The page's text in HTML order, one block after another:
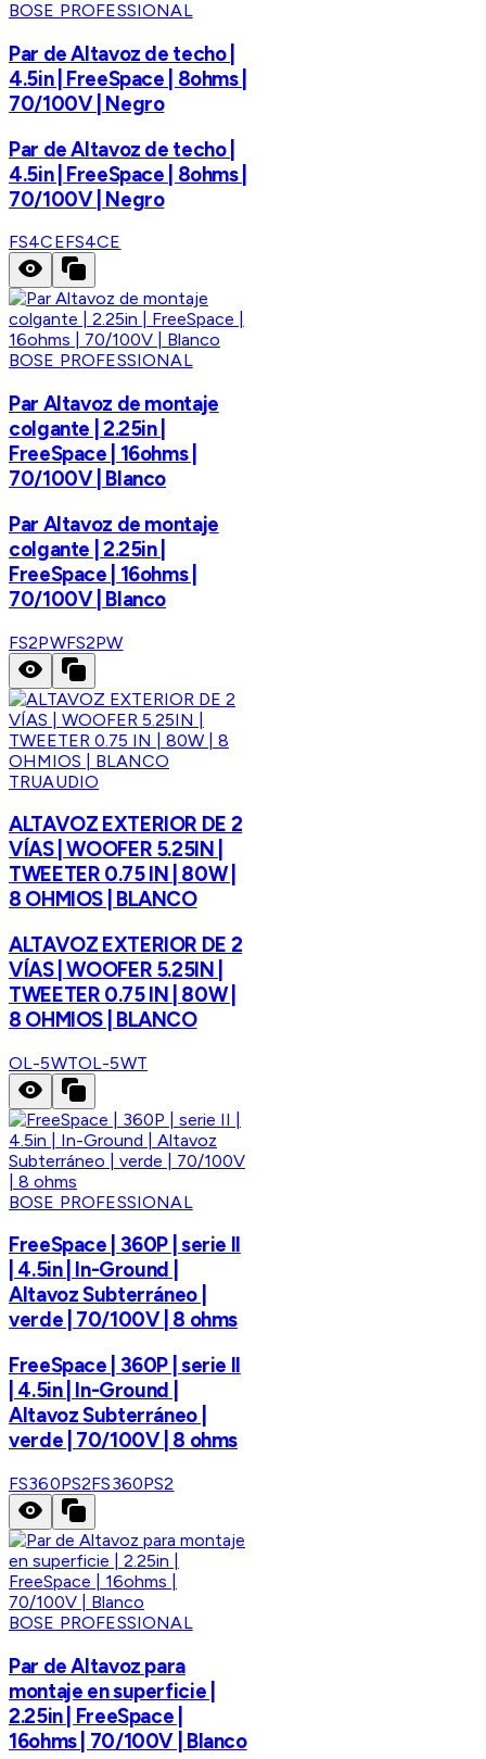
BOSE PROFESSIONAL
Par de Altavoz de techo |
4.5in | FreeSpace | 8ohms |
70/100V | Negro
Par de Altavoz de techo |
4.5in | FreeSpace | 8ohms |
70/100V | Negro
FS4CEFS4CE
BOSE PROFESSIONAL
Par Altavoz de montaje
colgante | 2.25in |
FreeSpace | 16ohms |
70/100V | Blanco
Par Altavoz de montaje
colgante | 2.25in |
FreeSpace | 16ohms |
70/100V | Blanco
FS2PWFS2PW
TRUAUDIO
ALTAVOZ EXTERIOR DE 2
VÍAS | WOOFER 5.25IN |
TWEETER 0.75 IN | 80W |
8 OHMIOS | BLANCO
ALTAVOZ EXTERIOR DE 2
VÍAS | WOOFER 5.25IN |
TWEETER 0.75 IN | 80W |
8 OHMIOS | BLANCO
OL-5WTOL-5WT
BOSE PROFESSIONAL
FreeSpace | 360P | serie II
| 4.5in | In-Ground |
Altavoz Subterráneo |
verde | 70/100V | 8 ohms
FreeSpace | 360P | serie II
| 4.5in | In-Ground |
Altavoz Subterráneo |
verde | 70/100V | 8 ohms
FS360PS2FS360PS2
BOSE PROFESSIONAL
Par de Altavoz para
montaje en superficie |
2.25in | FreeSpace |
16ohms | 70/100V | Blanco